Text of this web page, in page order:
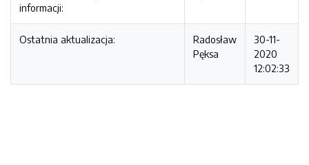
informacji:
Ostatnia aktualizacja:
Radosław
Pęksa
30-11-
2020
12:02:33